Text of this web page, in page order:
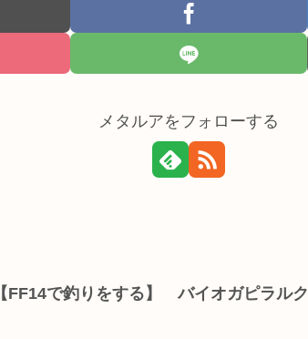
メタルアをフォローする
【FF14で釣りをする】 バイオガピラルク